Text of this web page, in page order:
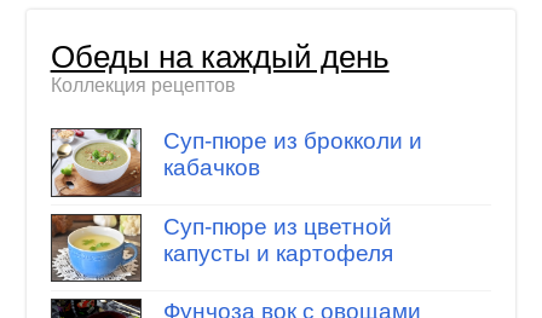
Обеды на каждый день
Коллекция рецептов
Суп-пюре из брокколи и
кабачков
Суп-пюре из цветной
капусты и картофеля
Фунчоза вок с овощами